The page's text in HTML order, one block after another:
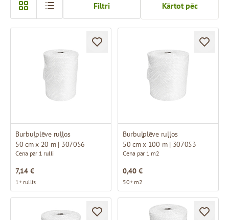
Kārtot pēc
Filtri
Burbuļplēve ruļļos
50 cm x 20 m | 307056
Cena par 1 rulli
7,14 €
1+ rullis
Burbuļplēve ruļļos
50 cm x 100 m | 307053
Cena par 1 m2
0,40 €
50+ m2